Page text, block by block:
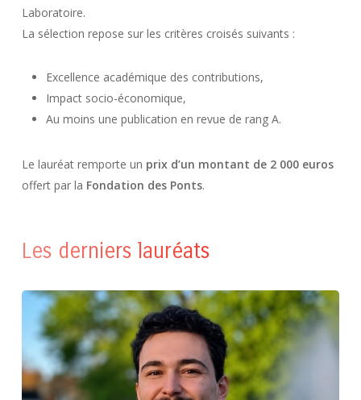
Laboratoire.
La sélection repose sur les critères croisés suivants :
Excellence académique des contributions,
Impact socio-économique,
Au moins une publication en revue de rang A.
Le lauréat remporte un prix d’un montant de 2 000 euros
offert par la Fondation des Ponts.
Les derniers lauréats